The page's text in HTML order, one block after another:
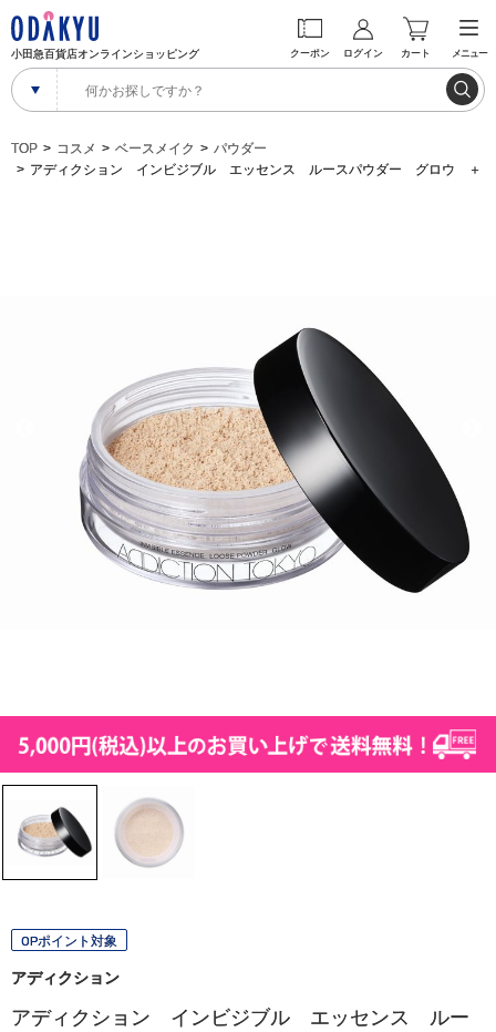
小田急百貨店オンラインショッピング クーポン ログイン カート メニュー
TOP コスメ ベースメイク
パウダー
アディクション インビジブル エッセンス ルースパウダー グロウ ＋
OPポイント対象
アディクション
アディクション インビジブル エッセンス ルー